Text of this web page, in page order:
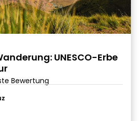
UNESCO-Erbe
Bewertung